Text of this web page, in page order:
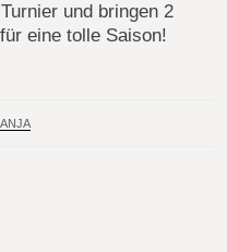
und bringen 2
eine tolle Saison!
ANJA